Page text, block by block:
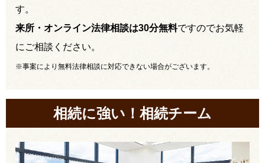
す。
来所・オンライン法律相談は30分無料ですのでお気軽
にご相談ください。
※事案により無料法律相談に対応できない場合がございます。
相続に強い！相続チーム